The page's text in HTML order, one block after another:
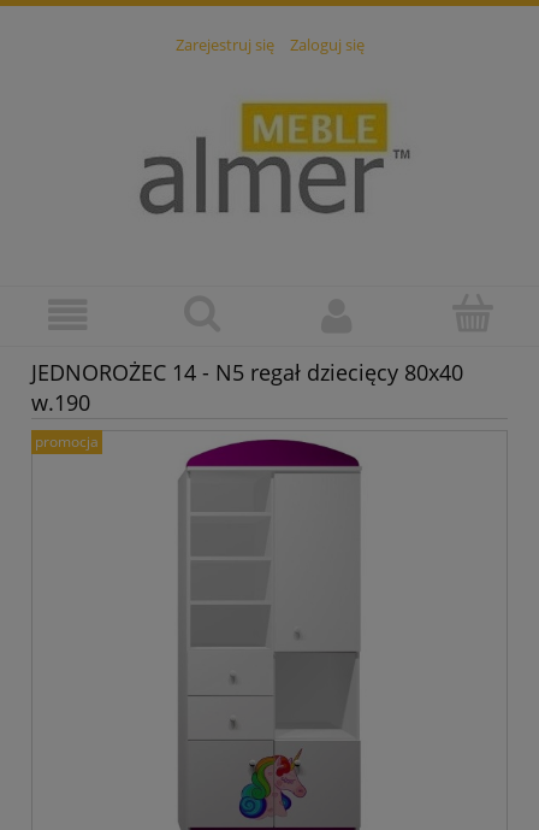
Zarejestruj się Zaloguj się
JEDNOROŻEC 14 - N5 regał dziecięcy 80x40
w.190
promocja